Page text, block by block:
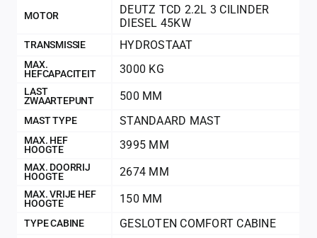
MOTOR
DEUTZ TCD 2.2L 3 CILINDER
DIESEL 45KW
TRANSMISSIE HYDROSTAAT
MAX.
HEFCAPACITEIT
3000 KG
LAST
ZWAARTEPUNT
500 MM
MAST TYPE STANDAARD MAST
MAX. HEF
HOOGTE
3995 MM
MAX. DOORRIJ
HOOGTE
2674 MM
MAX. VRIJE HEF
HOOGTE
150 MM
TYPE CABINE GESLOTEN COMFORT CABINE